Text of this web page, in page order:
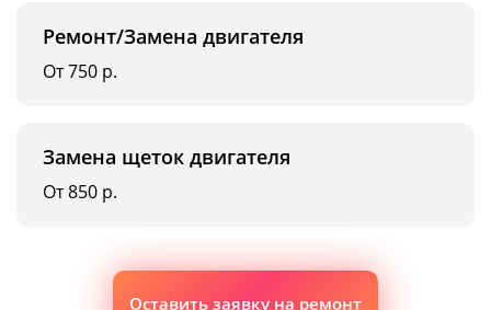
Ремонт/Замена двигателя
От 750 р.
Замена щеток двигателя
От 850 р.
Оставить заявку на ремонт